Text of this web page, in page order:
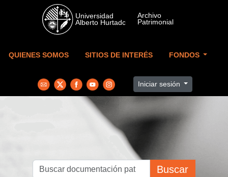
Skip to main content
QUIENES SOMOS SITIOS DE INTERÉS FONDOS
Iniciar sesión
Buscar